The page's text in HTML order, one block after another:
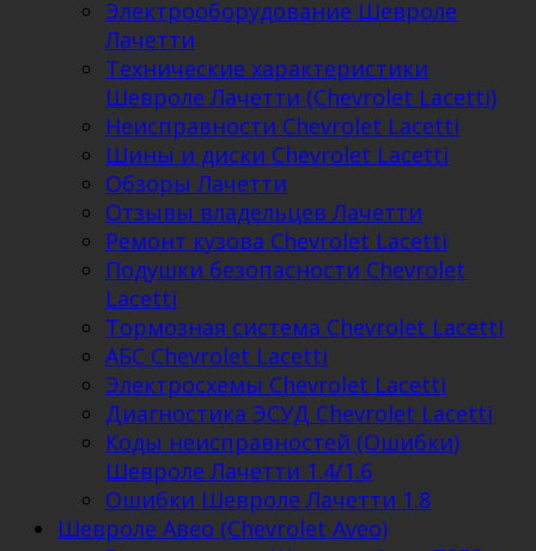
Электрооборудование Шевроле
Лачетти
Технические характеристики
Шевроле Лачетти (Chevrolet Lacetti)
Неисправности Chevrolet Lacetti
Шины и диски Chevrolet Lacetti
Обзоры Лачетти
Отзывы владельцев Лачетти
Ремонт кузова Chevrolet Lacetti
Подушки безопасности Chevrolet
Lacetti
Тормозная система Chevrolet Lacetti
АБС Chevrolet Lacetti
Электросхемы Chevrolet Lacetti
Диагностика ЭСУД Chevrolet Lacetti
Коды неисправностей (Ошибки)
Шевроле Лачетти 1.4/1.6
Ошибки Шевроле Лачетти 1.8
Шевроле Авео (Chevrolet Aveo)